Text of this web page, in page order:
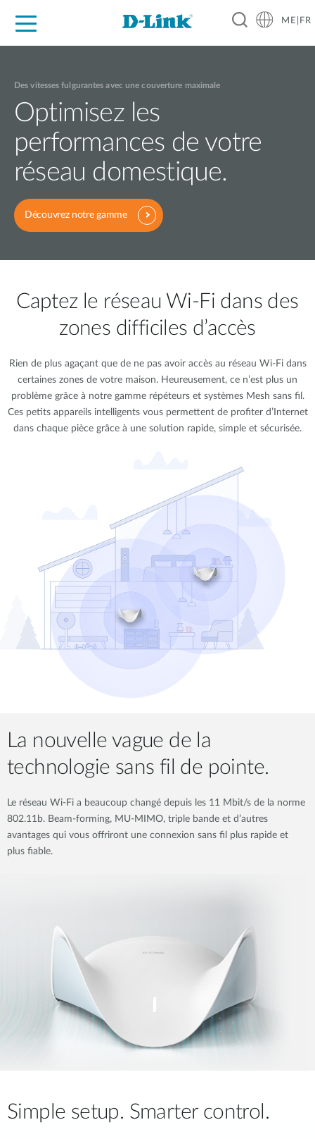
ME|FR
Des vitesses fulgurantes avec une couverture maximale
Optimisez les
performances de votre
réseau domestique.
Découvrez notre gamme
Captez le réseau Wi-Fi dans des
zones difficiles d’accès
Rien de plus agaçant que de ne pas avoir accès au réseau Wi-Fi dans
certaines zones de votre maison. Heureusement, ce n’est plus un
problème grâce à notre gamme répéteurs et systèmes Mesh sans fil.
Ces petits appareils intelligents vous permettent de profiter d’Internet
dans chaque pièce grâce à une solution rapide, simple et sécurisée.
La nouvelle vague de la
technologie sans fil de pointe.
Le réseau Wi-Fi a beaucoup changé depuis les 11 Mbit/s de la norme
802.11b. Beam-forming, MU-MIMO, triple bande et d’autres
avantages qui vous offriront une connexion sans fil plus rapide et
plus fiable.
Simple setup. Smarter control.